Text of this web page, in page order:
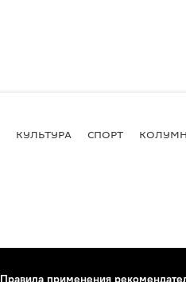
КУЛЬТУРА СПОРТ
Правила применения